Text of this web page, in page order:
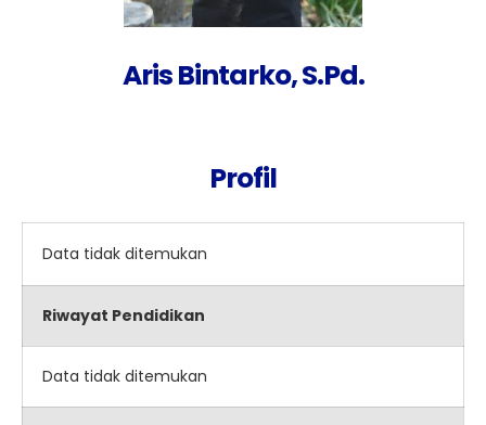
Aris Bintarko, S.Pd.
Profil
Data tidak ditemukan
Riwayat Pendidikan
Data tidak ditemukan